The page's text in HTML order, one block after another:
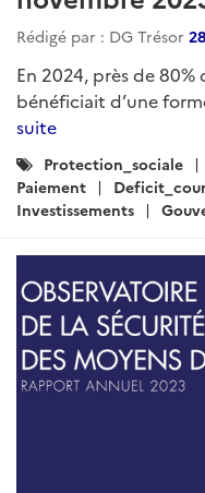
Rédigé par : DG Trésor
En 2024, près de
bénéficiait d’une
suite
Catégories
:
Protection_sociale
Paiement
Investissements